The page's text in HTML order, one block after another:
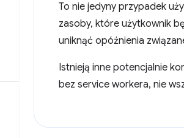
To nie jedyny przypadek
zasoby, które użytkownik
uniknąć opóźnienia
Istnieją inne potencjalnie
bez service workera, nie